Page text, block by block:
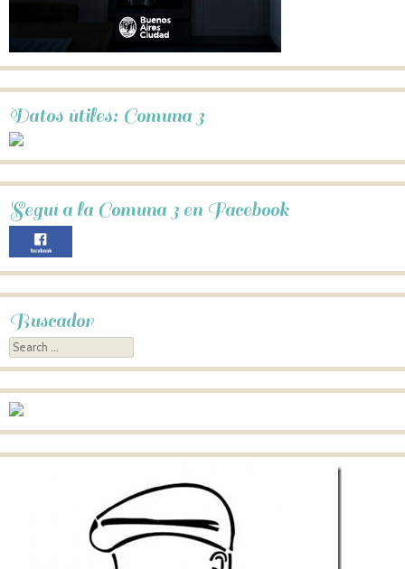
Datos útiles: Comuna 3
Seguí a la Comuna 3 en Facebook
Buscador
Search